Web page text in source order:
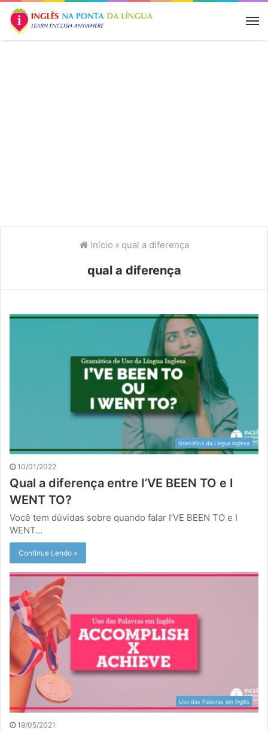
Início » qual a diferença
qual a diferença
Gramática da Língua Inglesa
10/01/2022
Qual a diferença entre I’VE BEEN TO e I
WENT TO?
Você tem dúvidas sobre quando falar I’VE BEEN TO e I
WENT…
Continue Lendo »
Uso das Palavras em Inglês
19/05/2021